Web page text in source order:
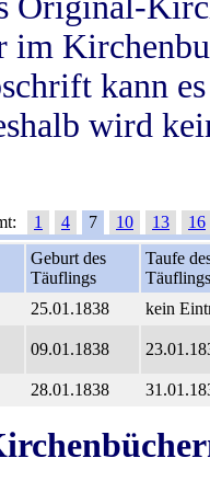
im
kann
wird
1 4 7 10 13
16
Geburt des
Täuflings
Taufe
Täuflings
25.01.1838 kein
09.01.1838
28.01.1838